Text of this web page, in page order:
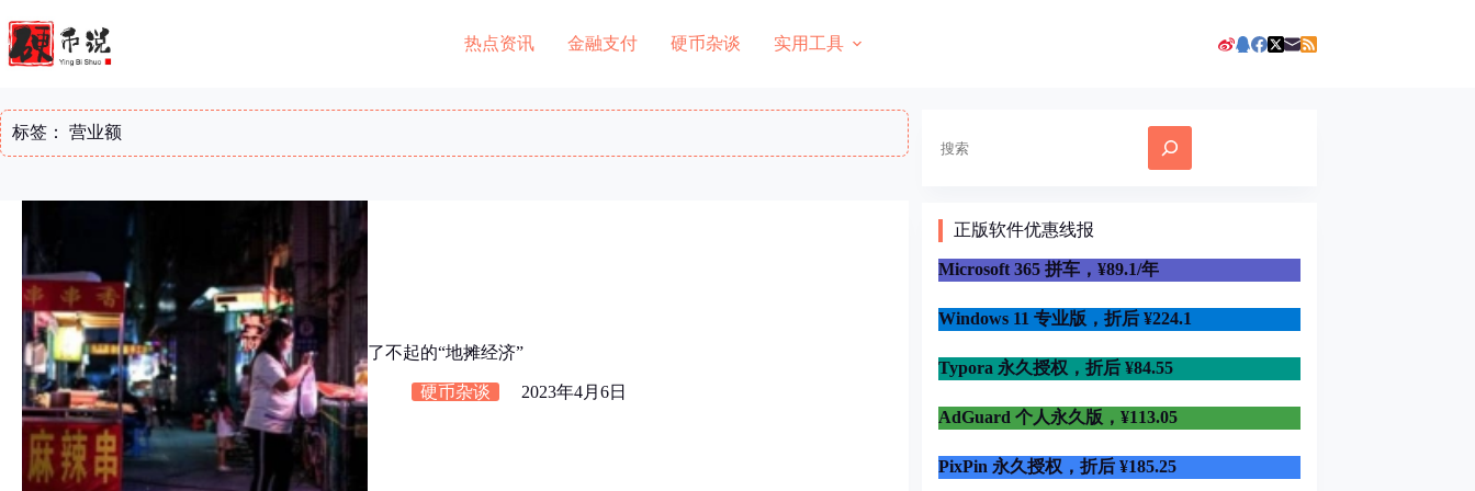
至
内
热点资讯 金融支付 硬币杂谈 实用工具
标签： 营业额
了不起的“地摊经济”
硬币杂谈 2023年4月6日
索
正版软件优惠线报
Microsoft 365 拼车，¥89.1/年
Windows 11 专业版，折后 ¥224.1
Typora 永久授权，折后 ¥84.55
AdGuard 个人永久版，¥113.05
PixPin 永久授权，折后 ¥185.25